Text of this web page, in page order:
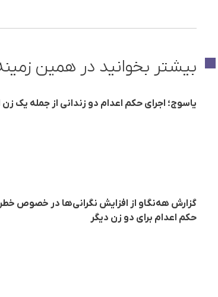
بیشتر بخوانید در همین
یاسوج؛ اجرای حکم اعدام دو زندانی از جمله یک زن
گزارش هه‌نگاو از افزایش نگرانی‌ها در خصوص
حکم اعدام برای دو زن دیگر